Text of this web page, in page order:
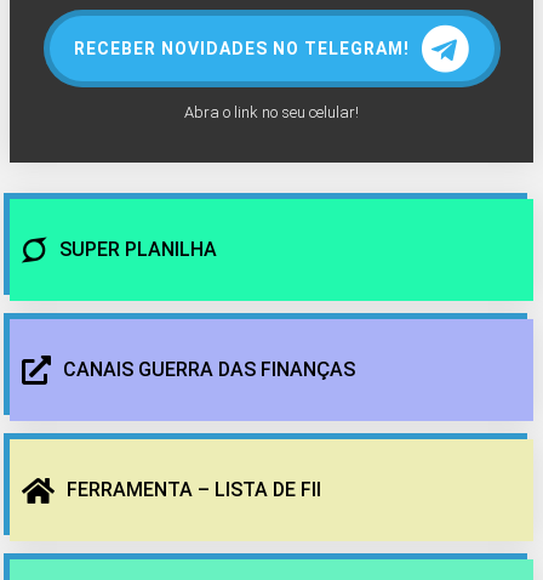
RECEBER NOVIDADES NO TELEGRAM!
Abra o link no seu celular!
SUPER PLANILHA
CANAIS GUERRA DAS FINANÇAS
FERRAMENTA – LISTA DE FII